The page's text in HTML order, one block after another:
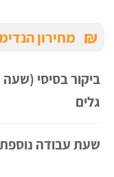
₪ מחירון
ביקור בסיסי
גלים
שעת עבודה